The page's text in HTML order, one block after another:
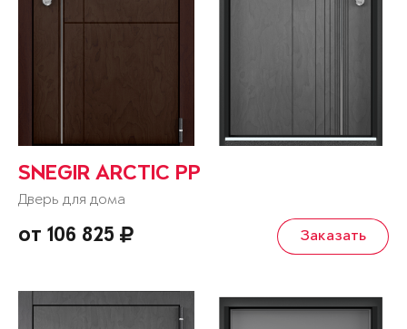
SNEGIR ARCTIC PP
Дверь для дома
от 106 825 Заказать